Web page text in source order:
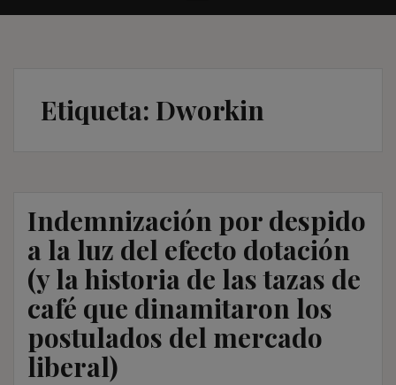
Etiqueta: Dworkin
Indemnización por despido
a la luz del efecto dotación
(y la historia de las tazas de
café que dinamitaron los
postulados del mercado
liberal)